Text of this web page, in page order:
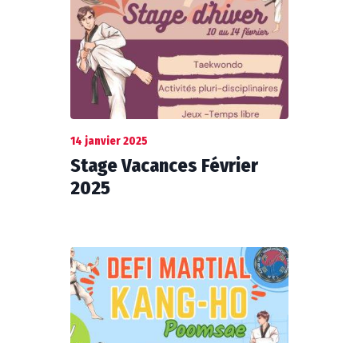
14 janvier 2025
Stage Vacances Février
2025